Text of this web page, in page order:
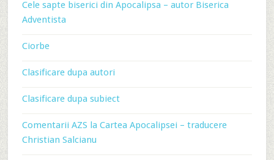
Cele sapte biserici din Apocalipsa – autor Biserica
Adventista
Ciorbe
Clasificare dupa autori
Clasificare dupa subiect
Comentarii AZS la Cartea Apocalipsei – traducere
Christian Salcianu